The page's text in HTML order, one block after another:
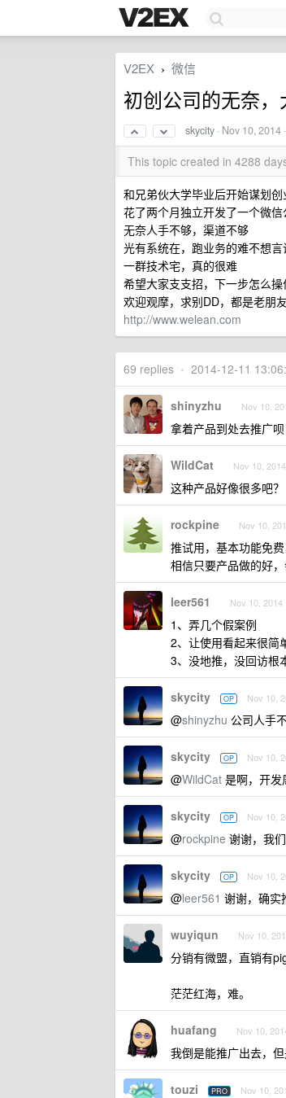
V2EX › 微信
初创公司的无奈
skycity · Nov 10, 2014
This topic created in 4288
和兄弟伙大学毕业后开始谋划创
花了两个月独立开发了一个微信
无奈人手不够，渠道不够
光有系统在，跑业务的难不想言
一群技术宅，真的很难
希望大家支支招，下一步怎么
欢迎观摩，求别DD，都是老朋
http://www.welean.com
69 replies • 2014-12-11
shinyzhu Nov 10,
拿着产品到处去推广
WildCat Nov 10, 2014
这种产品好像很多吧？
rockpine Nov 10,
推试用，基本功能免
相信只要产品做的好
leer561 Nov 10, 2014
1、弄几个假案例
2、让使用看起来很简
3、没地推，没回访根
skycity OP Nov 10,
@shinyzhu 公司人手
skycity OP Nov 10,
@WildCat 是啊，开发
skycity OP Nov 10,
@rockpine 谢谢，我
skycity OP Nov 10,
@leer561 谢谢，确实
wuyiqun Nov 10,
分销有微盟，直销有
茫茫红海，难。
huafang Nov 10,
我倒是能推广出去，
touzi PRO Nov 10,